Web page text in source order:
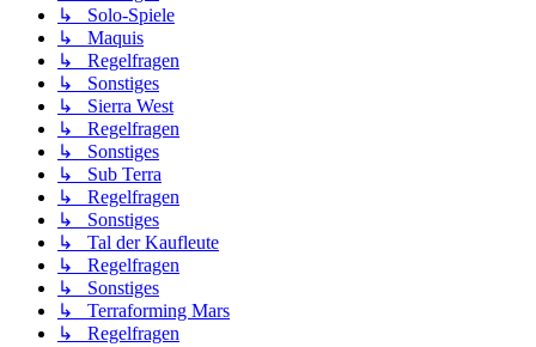
↳ Solo-Spiele
↳ Maquis
↳ Regelfragen
↳ Sonstiges
↳ Sierra West
↳ Regelfragen
↳ Sonstiges
↳ Sub Terra
↳ Regelfragen
↳ Sonstiges
↳ Tal der Kaufleute
↳ Regelfragen
↳ Sonstiges
↳ Terraforming Mars
↳ Regelfragen